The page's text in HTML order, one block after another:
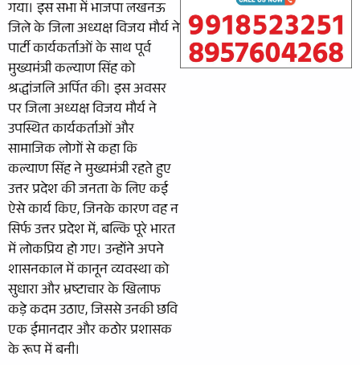
गया। इस सभा में भाजपा लखनऊ
जिले के जिला अध्यक्ष विजय मौर्य ने
पार्टी कार्यकर्ताओं के साथ पूर्व
मुख्यमंत्री कल्याण सिंह को
श्रद्धांजलि अर्पित की। इस अवसर
पर जिला अध्यक्ष विजय मौर्य ने
उपस्थित कार्यकर्ताओं और
सामाजिक लोगों से कहा कि
कल्याण सिंह ने मुख्यमंत्री रहते हुए
उत्तर प्रदेश की जनता के लिए कई
ऐसे कार्य किए, जिनके कारण वह न
सिर्फ उत्तर प्रदेश में, बल्कि पूरे भारत
में लोकप्रिय हो गए। उन्होंने अपने
शासनकाल में कानून व्यवस्था को
सुधारा और भ्रष्टाचार के खिलाफ
कड़े कदम उठाए, जिससे उनकी छवि
एक ईमानदार और कठोर प्रशासक
के रूप में बनी।